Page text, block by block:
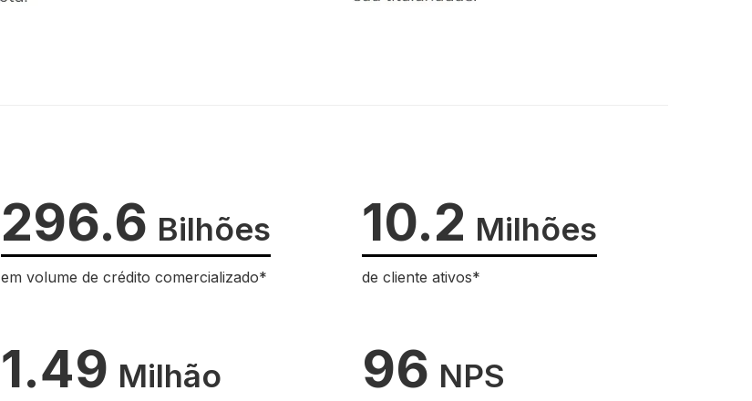
296.6 Bilhões
em volume de crédito comercializado*
10.2 Milhões
de cliente ativos*
1.49 Milhão 96 NPS